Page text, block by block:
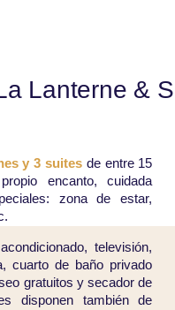
Lanterne &
y 3 suites de entre 15
encanto, cuidada
zona de estar,
televisión,
cuarto de baño privado
gratuitos y secador de
disponen también de